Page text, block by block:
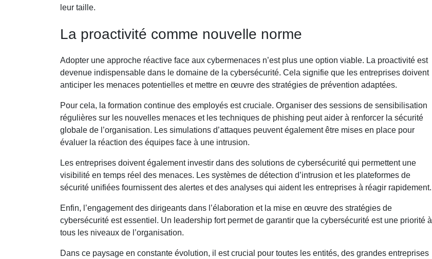
leur taille.
La proactivité comme nouvelle norme
Adopter une approche réactive face aux cybermenaces n’est plus une option viable. La proactivité est
devenue indispensable dans le domaine de la cybersécurité. Cela signifie que les entreprises doivent
anticiper les menaces potentielles et mettre en œuvre des stratégies de prévention adaptées.
Pour cela, la formation continue des employés est cruciale. Organiser des sessions de sensibilisation
régulières sur les nouvelles menaces et les techniques de phishing peut aider à renforcer la sécurité
globale de l’organisation. Les simulations d’attaques peuvent également être mises en place pour
évaluer la réaction des équipes face à une intrusion.
Les entreprises doivent également investir dans des solutions de cybersécurité qui permettent une
visibilité en temps réel des menaces. Les systèmes de détection d’intrusion et les plateformes de
sécurité unifiées fournissent des alertes et des analyses qui aident les entreprises à réagir rapidement.
Enfin, l’engagement des dirigeants dans l’élaboration et la mise en œuvre des stratégies de
cybersécurité est essentiel. Un leadership fort permet de garantir que la cybersécurité est une priorité à
tous les niveaux de l’organisation.
Dans ce paysage en constante évolution, il est crucial pour toutes les entités, des grandes entreprises